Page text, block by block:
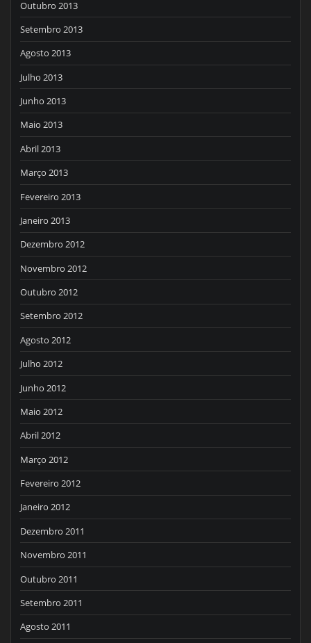
Outubro 2013
Setembro 2013
Agosto 2013
Julho 2013
Junho 2013
Maio 2013
Abril 2013
Março 2013
Fevereiro 2013
Janeiro 2013
Dezembro 2012
Novembro 2012
Outubro 2012
Setembro 2012
Agosto 2012
Julho 2012
Junho 2012
Maio 2012
Abril 2012
Março 2012
Fevereiro 2012
Janeiro 2012
Dezembro 2011
Novembro 2011
Outubro 2011
Setembro 2011
Agosto 2011